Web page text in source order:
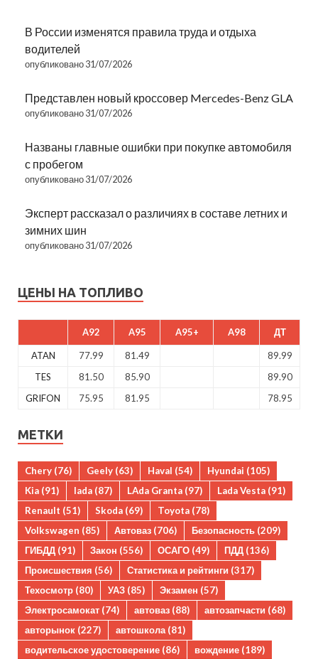
В России изменятся правила труда и отдыха
водителей
опубликовано 31/07/2026
Представлен новый кроссовер Mercedes-Benz GLA
опубликовано 31/07/2026
Названы главные ошибки при покупке автомобиля
с пробегом
опубликовано 31/07/2026
Эксперт рассказал о различиях в составе летних и
зимних шин
опубликовано 31/07/2026
ЦЕНЫ НА ТОПЛИВО
A92 A95 A95+ A98 ДТ
ATAN 77.99 81.49
89.99
TES
81.50 85.90
89.90
GRIFON
75.95 81.95 78.95
МЕТКИ
Chery (76) Geely (63) Haval (54) Hyundai (105)
Kia (91) lada (87) LAda Granta (97) Lada Vesta (91)
Renault (51) Skoda (69) Toyota (78)
Volkswagen (85) Автоваз (706) Безопасность (209)
ГИБДД (91) Закон (556) ОСАГО (49) ПДД (136)
Происшествия (56) Статистика и рейтинги (317)
Техосмотр (80) УАЗ (85) Экзамен (57)
Электросамокат (74) автоваз (88) автозапчасти (68)
авторынок (227) автошкола(81)
водительское удостоверение (86) вождение (189)